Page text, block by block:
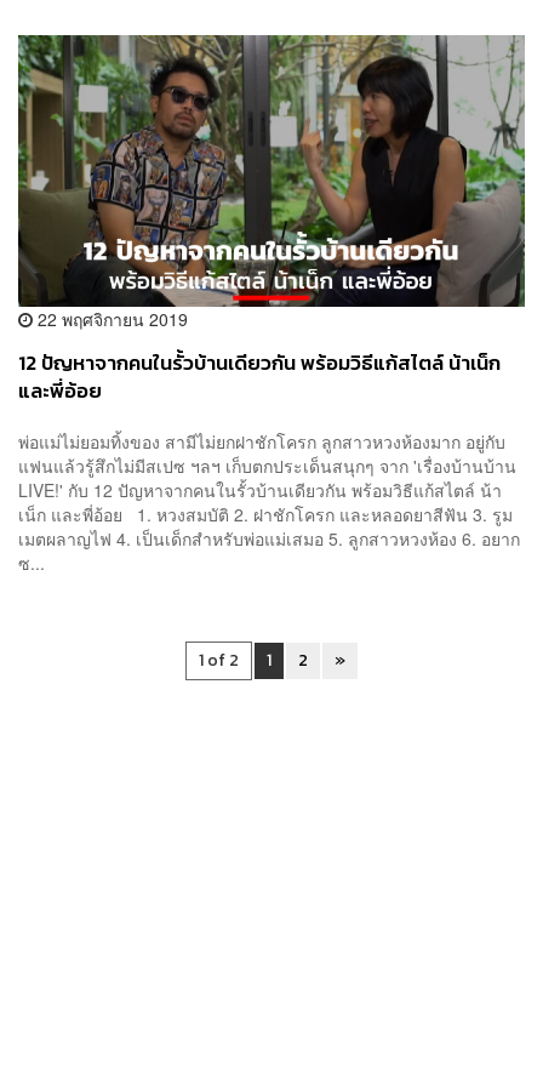
22 พฤศจิกายน 2019
12 ปัญหาจากคนในรั้วบ้านเดียวกัน พร้อมวิธีแก้สไตล์ น้าเน็ก
และพี่อ้อย
พ่อแม่ไม่ยอมทิ้งของ สามีไม่ยกฝาชักโครก ลูกสาวหวงห้องมาก อยู่กับ
แฟนแล้วรู้สึกไม่มีสเปซ ฯลฯ เก็บตกประเด็นสนุกๆ จาก 'เรื่องบ้านบ้าน
LIVE!' กับ 12 ปัญหาจากคนในรั้วบ้านเดียวกัน พร้อมวิธีแก้สไตล์ น้า
เน็ก และพี่อ้อย 1. หวงสมบัติ 2. ฝาชักโครก และหลอดยาสีฟัน 3. รูม
เมตผลาญไฟ 4. เป็นเด็กสำหรับพ่อแม่เสมอ 5. ลูกสาวหวงห้อง 6. อยาก
ซ...
1 of 2 1 2 »